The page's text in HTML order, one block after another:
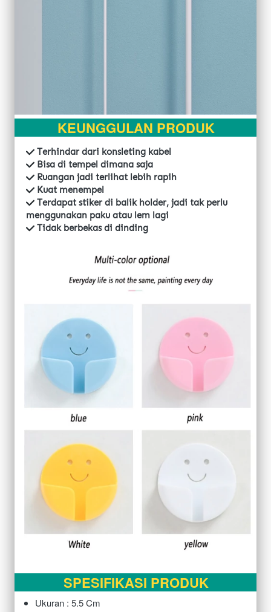
KEUNGGULAN PRODUK
Terhindar dari konsleting kabel
Bisa di tempel dimana saja
Ruangan jadi terlihat lebih rapih
Kuat menempel
Terdapat stiker di balik holder, jadi tak perlu
menggunakan paku atau lem lagi
Tidak berbekas di dinding
SPESIFIKASI PRODUK
Ukuran : 5.5 Cm